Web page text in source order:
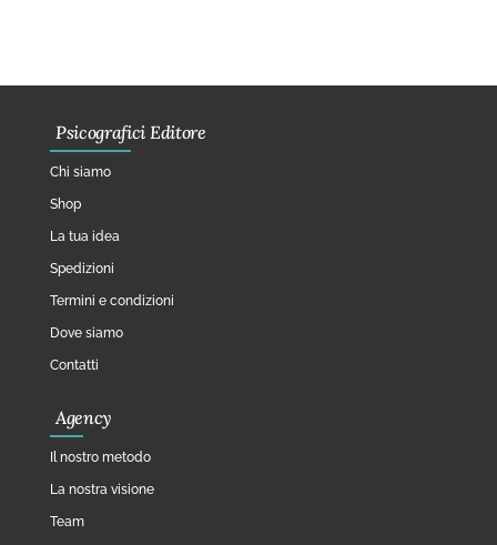
Psicografici Editore
Chi siamo
Shop
La tua idea
Spedizioni
Termini e condizioni
Dove siamo
Contatti
Agency
Il nostro metodo
La nostra visione
Team